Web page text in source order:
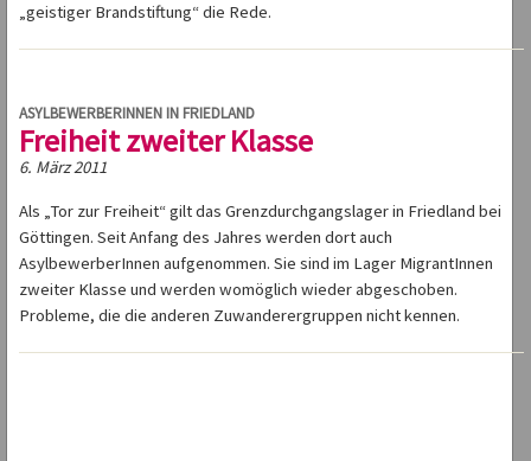
„geistiger Brandstiftung“ die Rede.
ASYLBEWERBERINNEN IN FRIEDLAND
Freiheit zweiter Klasse
6. März 2011
Als „Tor zur Freiheit“ gilt das Grenzdurchgangslager in Friedland bei
Göttingen. Seit Anfang des Jahres werden dort auch
AsylbewerberInnen aufgenommen. Sie sind im Lager MigrantInnen
zweiter Klasse und werden womöglich wieder abgeschoben.
Probleme, die die anderen Zuwanderergruppen nicht kennen.